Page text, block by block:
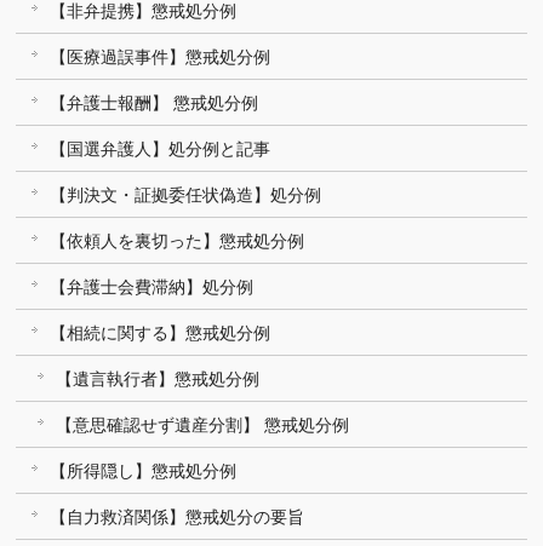
【非弁提携】懲戒処分例
【医療過誤事件】懲戒処分例
【弁護士報酬】 懲戒処分例
【国選弁護人】処分例と記事
【判決文・証拠委任状偽造】処分例
【依頼人を裏切った】懲戒処分例
【弁護士会費滞納】処分例
【相続に関する】懲戒処分例
【遺言執行者】懲戒処分例
【意思確認せず遺産分割】 懲戒処分例
【所得隠し】懲戒処分例
【自力救済関係】懲戒処分の要旨